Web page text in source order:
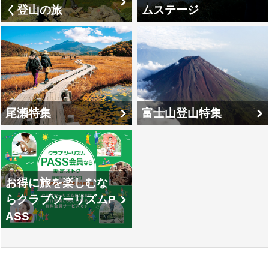
く登山の旅
ムステージ
尾瀬特集 富士山登山特集
お得に旅を楽しむな
らクラブツーリズムP
ASS